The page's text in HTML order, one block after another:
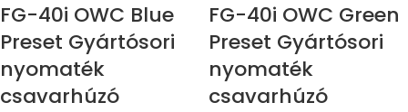
FG-40i OWC Blue
Preset Gyártósori
nyomaték
csavarhúzó
FG-40i OWC Green
Preset Gyártósori
nyomaték
csavarhúzó